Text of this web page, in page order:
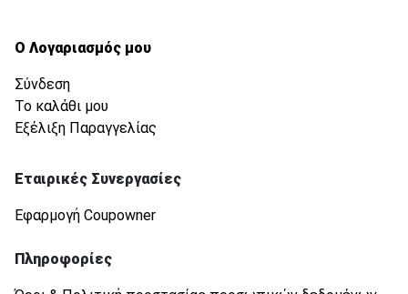
Ο Λογαριασμός μου
Σύνδεση
Το καλάθι μου
Εξέλιξη Παραγγελίας
Εταιρικές Συνεργασίες
Εφαρμογή Coupowner
Πληροφορίες